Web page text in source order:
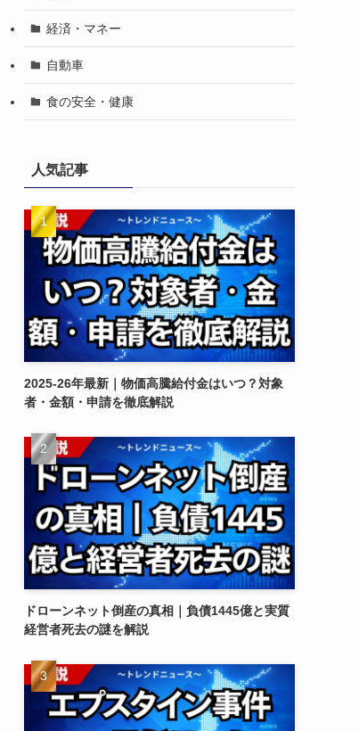
経済・マネー
自動車
食の安全・健康
人気記事
2025-26年最新｜物価高騰給付金はいつ？対象
者・金額・申請を徹底解説
ドローンネット倒産の真相｜負債1445億と実質
経営者死去の謎を解説